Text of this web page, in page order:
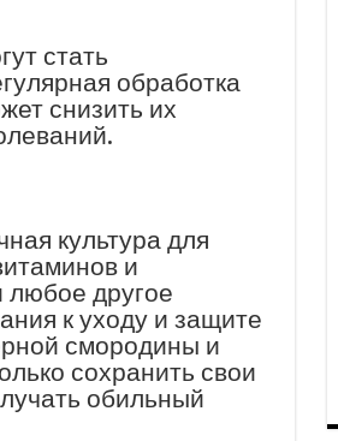
стать
обработка
снизить их
культура для
и
любое другое
к уходу и защите
смородины и
сохранить свои
обильный